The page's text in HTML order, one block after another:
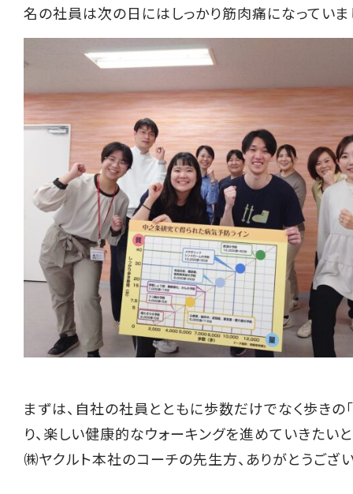
名の社員は次の日にはしっかり筋肉痛になってい
まずは、自社の社員とともに歩数だけでなく歩きの
り、楽しい健康的なウォーキングを進めていきたい
㈱ヤクルト本社のコーチの先生方、ありがとうござ